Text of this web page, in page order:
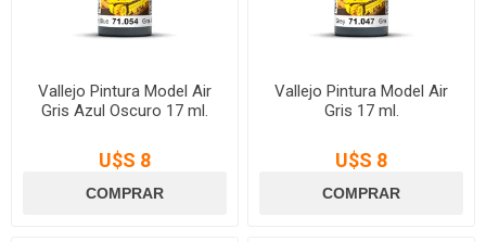
Vallejo Pintura Model Air
Gris Azul Oscuro 17 ml.
U$S 8
Vallejo Pintura Model Air
Gris 17 ml.
U$S 8